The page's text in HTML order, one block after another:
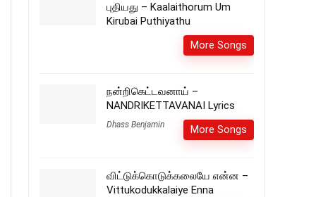
புதியது – Kaalaithorum Um
Kirubai Puthiyathu
More Songs
நன்றிகெட்டவனாய் –
NANDRIKETTAVANAI Lyrics
Dhass Benjamin More Songs
விட்டுக்கொடுக்கலையே என்ன –
Vittukodukkalaiye Enna